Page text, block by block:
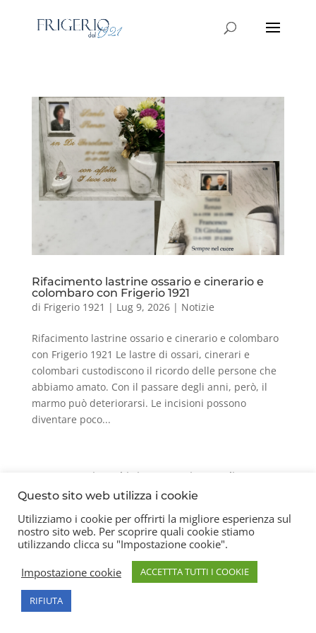
Rifacimento lastrine ossario e cinerario e
colombaro con Frigerio 1921
di Frigerio 1921 | Lug 9, 2026| Notizie
Rifacimento lastrine ossario e cinerario e colombaro
con Frigerio 1921 Le lastre di ossari, cinerari e
colombari custodiscono il ricordo delle persone che
abbiamo amato. Con il passare degli anni, però, il
marmo può deteriorarsi. Le incisioni possono
diventare poco...
Contatti Chi siamo Privacy Policy
Copyright 2026 © Frigerio Renzo Snc P.IVA
08003270157
Questo sito web utilizza i cookie
Utilizziamo i cookie per offrirti la migliore esperienza sul
nostro sito web. Per scoprire quali cookie stiamo
utilizzando clicca su "Impostazione cookie".
Impostazione cookie
ACCETTTA TUTTI I COOKIE
RIFIUTA